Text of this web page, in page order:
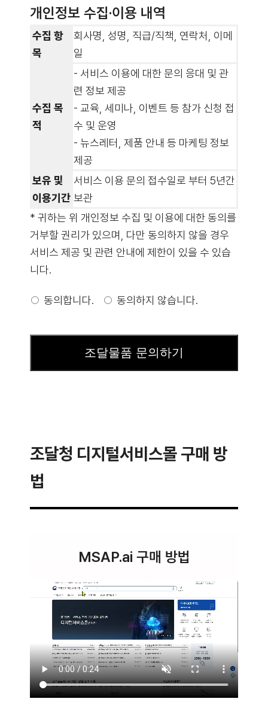
개인정보 수집·이용 내역
수집 항
목
회사명, 성명, 직급/직책, 연락처, 이메
일
수집 목
적
- 서비스 이용에 대한 문의 응대 및 관
련 정보 제공
- 교육, 세미나, 이벤트 등 참가 신청 접
수 및 운영
- 뉴스레터, 제품 안내 등 마케팅 정보
제공
보유 및
이용기간
서비스 이용 문의 접수일로 부터 5년간
보관
* 귀하는 위 개인정보 수집 및 이용에 대한 동의를
거부할 권리가 있으며, 다만 동의하지 않을 경우
서비스 제공 및 관련 안내에 제한이 있을 수 있습
니다.
동의합니다. 동의하지 않습니다.
조달물품 문의하기
조달청 디지털서비스몰 구매 방
법
MSAP.ai 구매 방법